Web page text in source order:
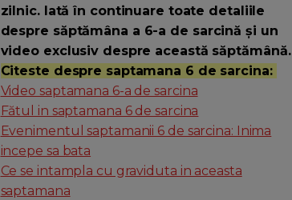
zilnic. Iată în continuare toate detaliile
despre săptămâna a 6-a de sarcină și un
video exclusiv despre această săptămână.
Citeste despre saptamana 6 de sarcina:
Video saptamana 6-a de sarcina
Fătul in saptamana 6 de sarcina
Evenimentul saptamanii 6 de sarcina: Inima
incepe sa bata
Ce se intampla cu graviduta in aceasta
saptamana